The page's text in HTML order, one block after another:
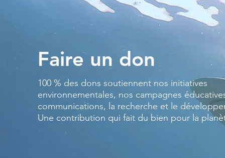
Faire un don
100 % des dons soutiennent nos initiatives
environnementales, nos campagnes
communications, la recherche et le
Une contribution qui fait du bien pour la